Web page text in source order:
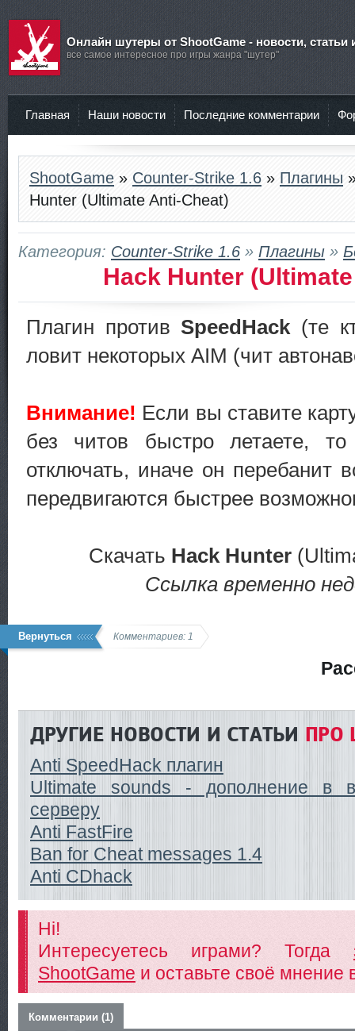
Онлайн шутеры от ShootGame - новости, статьи
все самое интересное про игры жанра "шутер"
Главная Наши новости Последние комментарии
ShootGame » Counter-Strike 1.6 » Плагины
Hunter (Ultimate Anti-Cheat)
Категория: Counter-Strike 1.6 » Плагины »
Hack Hunter
Плагин против SpeedHack (те
ловит некоторых AIM (чит
Внимание! Если вы ставите
без читов быстро летаете,
отключать, иначе он перебанит
передвигаются быстрее
Скачать Hack Hunter
Ссылка временно
Вернуться Комментариев: 1
ДРУГИЕ НОВОСТИ И СТАТЬИ ПРО
Anti SpeedHack плагин
Ultimate sounds - дополнение в
серверу
Anti FastFire
Ban for Cheat messages 1.4
Anti CDhack
Hi!
Интересуетесь играми? Тогда
ShootGame и оставьте своё мнение
Комментарии (1)